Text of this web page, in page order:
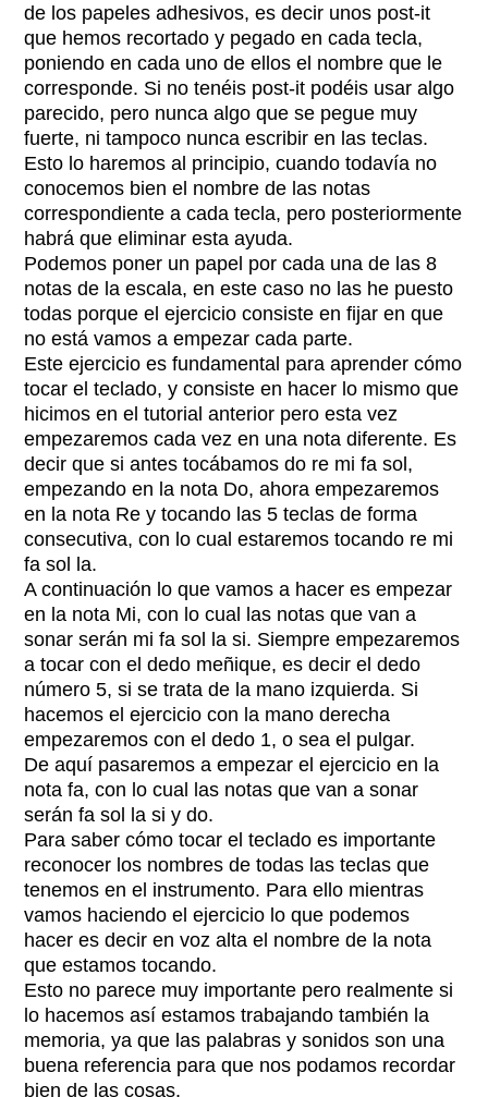
de los papeles adhesivos, es decir unos post-it
que hemos recortado y pegado en cada tecla,
poniendo en cada uno de ellos el nombre que le
corresponde. Si no tenéis post-it podéis usar algo
parecido, pero nunca algo que se pegue muy
fuerte, ni tampoco nunca escribir en las teclas.
Esto lo haremos al principio, cuando todavía no
conocemos bien el nombre de las notas
correspondiente a cada tecla, pero posteriormente
habrá que eliminar esta ayuda.
Podemos poner un papel por cada una de las 8
notas de la escala, en este caso no las he puesto
todas porque el ejercicio consiste en fijar en que
no está vamos a empezar cada parte.
Este ejercicio es fundamental para aprender cómo
tocar el teclado, y consiste en hacer lo mismo que
hicimos en el tutorial anterior pero esta vez
empezaremos cada vez en una nota diferente. Es
decir que si antes tocábamos do re mi fa sol,
empezando en la nota Do, ahora empezaremos
en la nota Re y tocando las 5 teclas de forma
consecutiva, con lo cual estaremos tocando re mi
fa sol la.
A continuación lo que vamos a hacer es empezar
en la nota Mi, con lo cual las notas que van a
sonar serán mi fa sol la si. Siempre empezaremos
a tocar con el dedo meñique, es decir el dedo
número 5, si se trata de la mano izquierda. Si
hacemos el ejercicio con la mano derecha
empezaremos con el dedo 1, o sea el pulgar.
De aquí pasaremos a empezar el ejercicio en la
nota fa, con lo cual las notas que van a sonar
serán fa sol la si y do.
Para saber cómo tocar el teclado es importante
reconocer los nombres de todas las teclas que
tenemos en el instrumento. Para ello mientras
vamos haciendo el ejercicio lo que podemos
hacer es decir en voz alta el nombre de la nota
que estamos tocando.
Esto no parece muy importante pero realmente si
lo hacemos así estamos trabajando también la
memoria, ya que las palabras y sonidos son una
buena referencia para que nos podamos recordar
bien de las cosas.